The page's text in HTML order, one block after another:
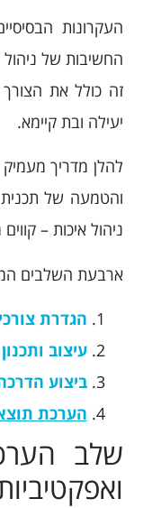
העקרונות
החשיבות של
זה כולל את
יעילה ובת קיימא.
להלן מדריך
והטמעה של
ניהול איכות –
ארבעת השלבים
הגדרת
עיצוב
ביצוע
הערכת
שלב